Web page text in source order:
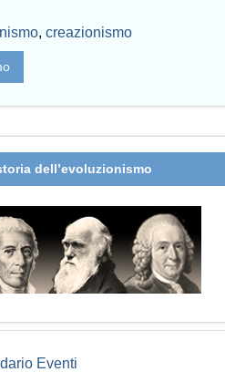
, creazionismo
dell’evoluzionismo
Eventi